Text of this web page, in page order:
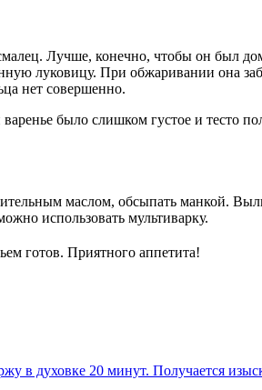
Лучше, конечно, чтобы он был
луковицу. При обжаривании она
нет совершенно.
было слишком густое и тесто
маслом, обсыпать манкой.
использовать мультиварку.
готов. Приятного аппетита!
в духовке 20 минут. Получается